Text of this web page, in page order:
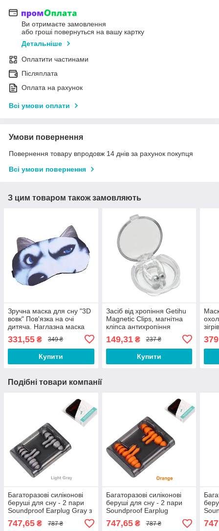
Ви отримаєте замовлення
або гроші повернуться на вашу картку
Детальніше
Оплатити частинами
Післяплата
Оплата на рахунок
Всі умови оплати
Умови повернення
Повернення товару впродовж 14 днів за рахунок покупця
Всі умови повернення
З цим товаром також замовляють
Зручна маска для сну "3D
вовк" Пов'язка на очі
дитяча. Наглазна маска
331,55 ₴ 349 ₴
Купити
Засіб від хропіння Getihu
Magnetic Clips, магнітна
кліпса антихропіння
проти хропіння QW22S
149,31₴ 237 ₴
Купити
для
Подібні товари компанії
Багаторазові силіконові
беруші для сну - 2 пари
Soundproof Earplug Gray з
контейнером від шуму та
води
747,65 ₴ 787 ₴
Багаторазові силіконові
беруші для сну - 2 пари
Soundproof Earplug
Orange з контейнером від
шуму та води
747,65₴ 787 ₴
води